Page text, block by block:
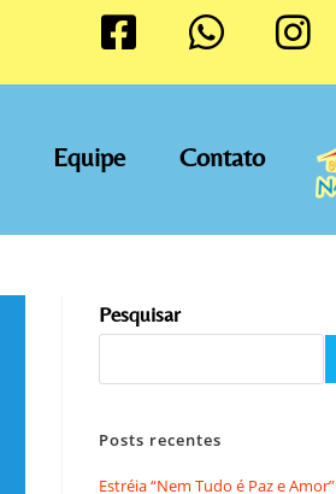
Equipe Contato
Pesquisar
Posts recentes
Estréia “Nem Tudo é Paz e Amor”